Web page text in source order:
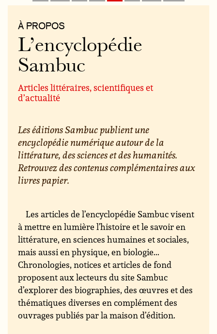
À PROPOS
L’encyclopédie
Sambuc
Articles littéraires, scientifiques et
d’actualité
Les éditions Sambuc publient une
encyclopédie numérique autour de la
littérature, des sciences et des humanités.
Retrouvez des contenus complémentaires aux
livres papier.
Les articles de l’encyclopédie Sambuc visent
à mettre en lumière l’histoire et le savoir en
littérature, en sciences humaines et sociales,
mais aussi en physique, en biologie...
Chronologies, notices et articles de fond
proposent aux lecteurs du site Sambuc
d’explorer des biographies, des œuvres et des
thématiques diverses en complément des
ouvrages publiés par la maison d’édition.